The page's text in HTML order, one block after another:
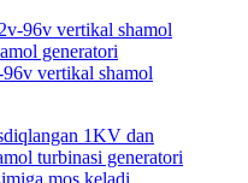
vertikal shamol